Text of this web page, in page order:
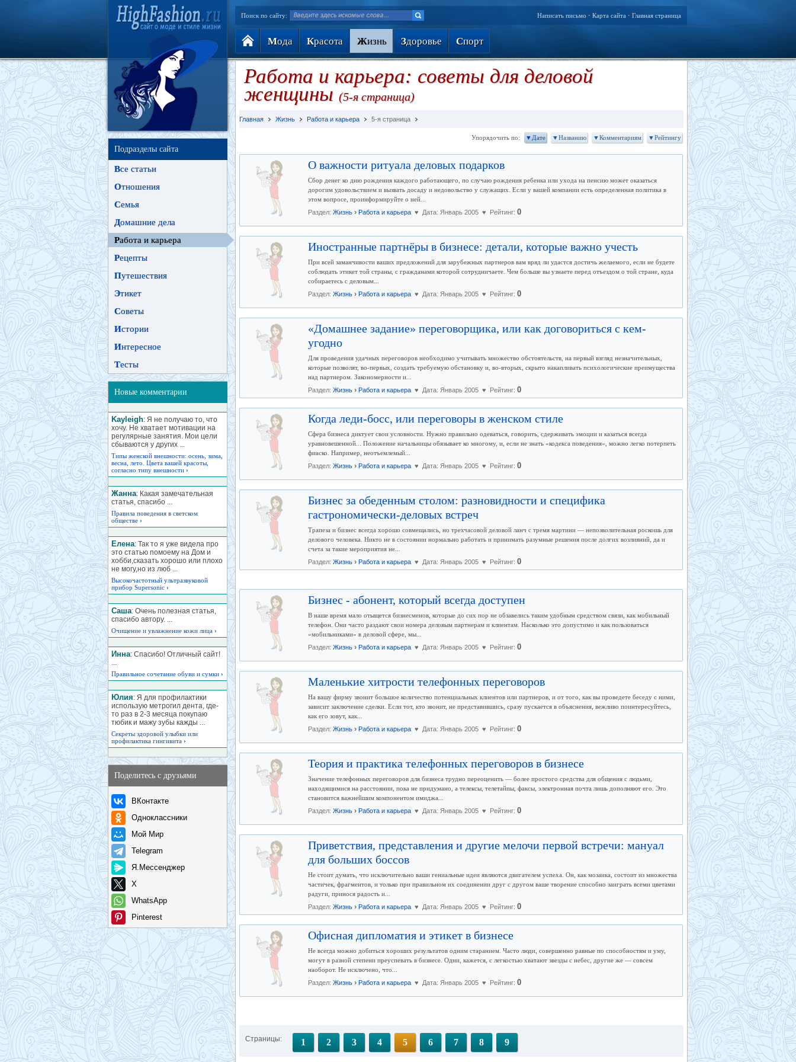
Поиск по сайту: Написать письмо • Карта сайта • Главная страница
Мода Красота Жизнь Здоровье Спорт
Подразделы сайта
Все статьи
Отношения
Семья
Домашние дела
Работа и карьера
Рецепты
Путешествия
Этикет
Советы
Истории
Интересное
Тесты
Новые комментарии
Kayleigh: Я не получаю то, что
хочу. Не хватает мотивации на
регулярные занятия. Мои цели
сбываются у других ...
Типы женской внешности: осень, зима,
весна, лето. Цвета вашей красоты,
согласно типу внешности ›
Жанна: Какая замечательная
статья, спасибо ...
Правила поведения в светском
обществе ›
Елена: Так то я уже видела про
это статью помоему на Дом и
хобби,сказать хорошо или плохо
не могу,но из люб ...
Высокочастотный ультразвуковой
прибор Supersonic ›
Саша: Очень полезная статья,
спасибо автору. ...
Очищение и увлажнение кожи лица ›
Инна: Спасибо! Отличный сайт!
...
Правильное сочетание обуви и сумки ›
Юлия: Я для профилактики
использую метрогил дента, где-
то раз в 2-3 месяца покупаю
тюбик и мажу зубы кажды ...
Секреты здоровой улыбки или
профилактика гингивита ›
Поделитесь с друзьями
ВКонтакте
Одноклассники
Мой Мир
Telegram
Я.Мессенджер
X
WhatsApp
Pinterest
Работа и карьера: советы для деловой
женщины (5-я страница)
Главная Жизнь Работа и карьера 5-я страница
Упорядочить по: ▼Дате ▼Названию ▼Комментариям ▼Рейтингу
О важности ритуала деловых подарков
Сбор денег ко дню рождения каждого работающего, по случаю рождения ребенка или ухода на пенсию может оказаться
дорогим удовольствием и вызвать досаду и недовольство у служащих. Если у вашей компании есть определенная политика в
этом вопросе, проинформируйте о ней...
Раздел: Жизнь › Работа и карьера ♥ Дата: Январь 2005 ♥ Рейтинг: 0
Иностранные партнёры в бизнесе: детали, которые важно учесть
При всей заманчивости ваших предложений для зарубежных партнеров вам вряд ли удастся достичь желаемого, если не будете
соблюдать этикет той страны, с гражданами которой сотрудничаете. Чем больше вы узнаете перед отъездом о той стране, куда
собираетесь с деловым...
Раздел: Жизнь › Работа и карьера ♥ Дата: Январь 2005 ♥ Рейтинг: 0
«Домашнее задание» переговорщика, или как договориться с кем-
угодно
Для проведения удачных переговоров необходимо учитывать множество обстоятельств, на первый взгляд незначительных,
которые позволят, во-первых, создать требуемую обстановку и, во-вторых, скрыто накапливать психологические преимущества
над партнером. Закономерности и...
Раздел: Жизнь › Работа и карьера ♥ Дата: Январь 2005 ♥ Рейтинг: 0
Когда леди-босс, или переговоры в женском стиле
Сфера бизнеса диктует свои условности. Нужно правильно одеваться, говорить, сдерживать эмоции и казаться всегда
уравновешенной... Положение начальницы обязывает ко многому, и, если не знать «кодекса поведения», можно легко потерпеть
фиаско. Например, неотъемлемый...
Раздел: Жизнь › Работа и карьера ♥ Дата: Январь 2005 ♥ Рейтинг: 0
Бизнес за обеденным столом: разновидности и специфика
гастрономически-деловых встреч
Трапеза и бизнес всегда хорошо совмещались, но трехчасовой деловой ланч с тремя мартини — непозволительная роскошь для
делового человека. Никто не в состоянии нормально работать и принимать разумные решения после долгих возлияний, да и
счета за такие мероприятия не...
Раздел: Жизнь › Работа и карьера ♥ Дата: Январь 2005 ♥ Рейтинг: 0
Бизнес - абонент, который всегда доступен
В наше время мало отыщется бизнесменов, которые до сих пор не обзавелись таким удобным средством связи, как мобильный
телефон. Они часто раздают свои номера деловым партнерам и клиентам. Насколько это допустимо и как пользоваться
«мобильниками» в деловой сфере, мы...
Раздел: Жизнь › Работа и карьера ♥ Дата: Январь 2005 ♥ Рейтинг: 0
Маленькие хитрости телефонных переговоров
На вашу фирму звонит большое количество потенциальных клиентов или партнеров, и от того, как вы проведете беседу с ними,
зависит заключение сделки. Если тот, кто звонит, не представившись, сразу пускается в объяснения, вежливо поинтересуйтесь,
как его зовут, как...
Раздел: Жизнь › Работа и карьера ♥ Дата: Январь 2005 ♥ Рейтинг: 0
Теория и практика телефонных переговоров в бизнесе
Значение телефонных переговоров для бизнеса трудно переоценить — более простого средства для общения с людьми,
находящимися на расстоянии, пока не придумано, а телексы, телетайпы, факсы, электронная почта лишь дополняют его. Это
становится важнейшим компонентом имиджа...
Раздел: Жизнь › Работа и карьера ♥ Дата: Январь 2005 ♥ Рейтинг: 0
Приветствия, представления и другие мелочи первой встречи: мануал
для больших боссов
Не стоит думать, что исключительно ваши гениальные идеи являются двигателем успеха. Он, как мозаика, состоит из множества
частичек, фрагментов, и только при правильном их соединении друг с другом ваше творение способно заиграть всеми цветами
радуги, принося радость и...
Раздел: Жизнь › Работа и карьера ♥ Дата: Январь 2005 ♥ Рейтинг: 0
Офисная дипломатия и этикет в бизнесе
Не всегда можно добиться хороших результатов одним старанием. Часто люди, совершенно равные по способностям и уму,
могут в разной степени преуспевать в бизнесе. Одни, кажется, с легкостью хватают звезды с небес, другие же — совсем
наоборот. Не исключено, что...
Раздел: Жизнь › Работа и карьера ♥ Дата: Январь 2005 ♥ Рейтинг: 0
Страницы: 1 2 3 4 5 6 7 8 9